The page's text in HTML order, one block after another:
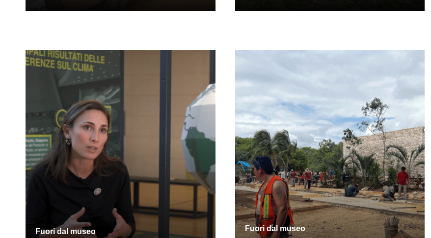
Fuori dal museo Fuori dal museo